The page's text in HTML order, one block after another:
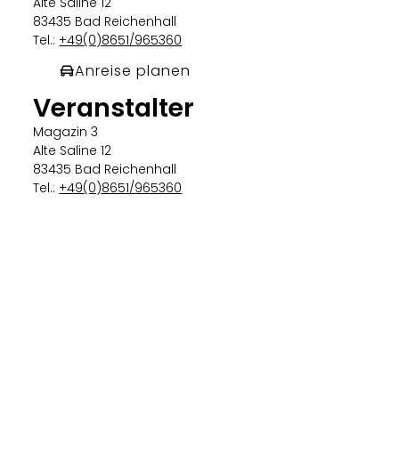
83435 Bad Reichenhall
Tel.:+49(0)8651/965360
Anreise planen
Veranstalter
Magazin 3
Alte Saline 12
83435 Bad Reichenhall
Tel.:+49(0)8651/965360